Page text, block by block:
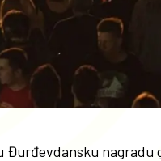
Đurđevdansku nagradu